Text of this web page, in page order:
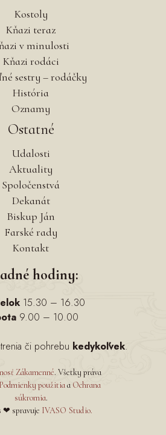
Kostoly
Kňazi teraz
v minulosti
Kňazi rodáci
sestry – rodáčky
História
Oznamy
Ostatné
Udalosti
Aktuality
Spoločenstvá
Dekanát
Biskup Ján
Farské rady
Kontakt
hodiny:
15.30 – 16.30
9.00 – 10.00
či pohrebu kedykoľvek.
Zákamenné. Všetky práva
Podmienky použitiaa Ochrana
súkromia.
❤ spravuje IVASO Studio.